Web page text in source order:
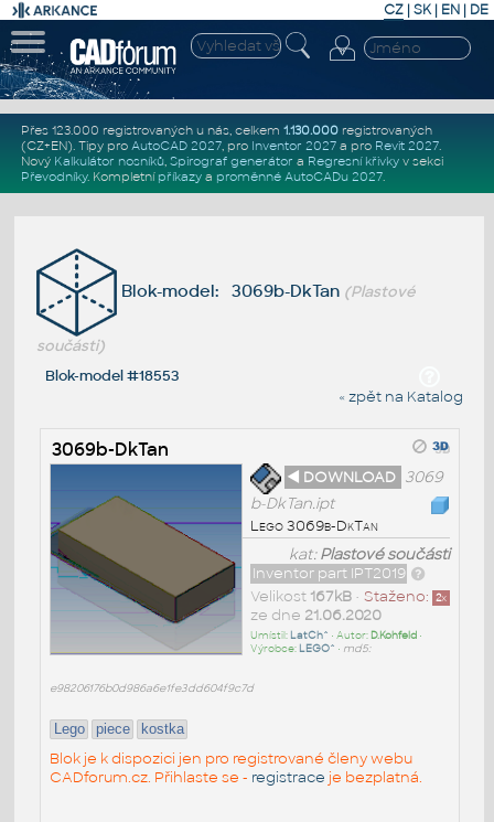
CZ | SK| EN | DE
Přes 123.000 registrovaných u nás, celkem 1.130.000registrovaných
(CZ+EN). Tipy pro AutoCAD 2027, pro Inventor 2027a pro Revit 2027.
Nový Kalkulátor nosníků, Spirograf generátor a Regresní křivkyv sekci
Převodníky. Kompletní příkazya proměnné AutoCADu 2027.
Blok-model: 3069b-DkTan (Plastové
součásti)
Blok-model #18553
« zpět na Katalog
3069b-DkTan
◄ DOWNLOAD 3069
b-DkTan.ipt
Lego 3069b-DkTan
kat:Plastové součásti
Inventor part IPT2019
Staženo: 2x
Velikost 167kB•
ze dne 21.06.2020
Umístil: LatCh^ • Autor: D.Kohfeld•
Výrobce: LEGO^ • md5:
e98206176b0d986a6e1fe3dd604f9c7d
Lego piece kostka
Blok je k dispozici jen pro registrované členy webu
CADforum.cz. Přihlaste se - registrace je bezplatná.